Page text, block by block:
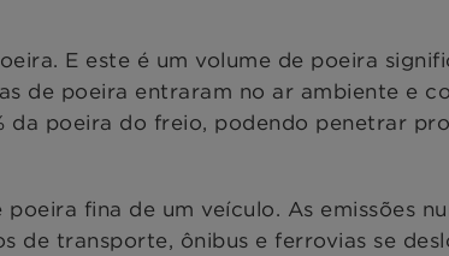
E este é um volume de poeira
de poeira entraram no ar ambiente e
da poeira do freio, podendo penetrar
fina de um veículo. As emissões
de transporte, ônibus e ferrovias se